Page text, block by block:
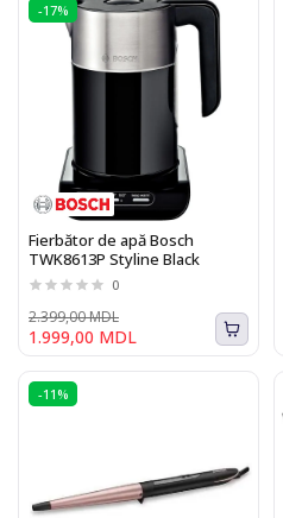
-17%
Fierbător de apă Bosch
TWK8613P Styline Black
0
1.999,00 MDL
2.399,00 MDL
-11%